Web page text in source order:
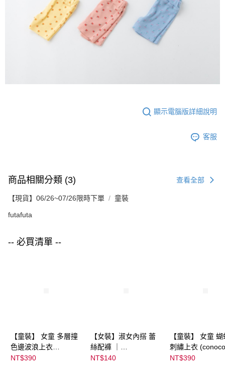
顯示電腦版詳細說明
客服
商品相關分類 (3) 查看全部
【現貨】06/26~07/26限時下單 童裝
futafuta
-- 必買清單 --
【童裝】 女童 多層撞
色邊波浪上衣
(futafuta) ｜
NT$390
【女裝】淑女內搭 蕾
絲配褲 ｜
04303C05372000002
NT$140
【童裝】 女童
刺繡上衣
NT$390